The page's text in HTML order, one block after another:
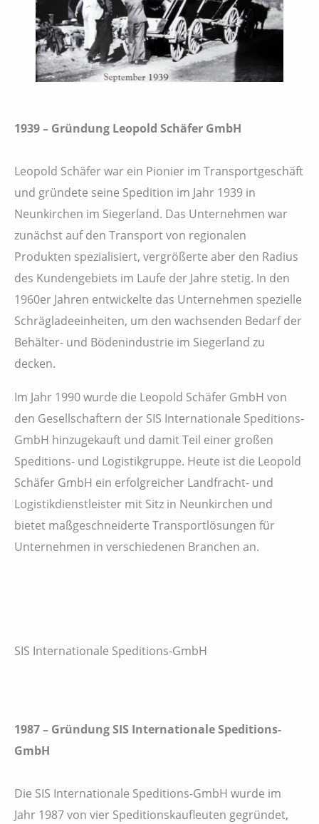
1939 – Gründung Leopold Schäfer GmbH
Leopold Schäfer war ein Pionier im Transportgeschäft
und gründete seine Spedition im Jahr 1939 in
Neunkirchen im Siegerland. Das Unternehmen war
zunächst auf den Transport von regionalen
Produkten spezialisiert, vergrößerte aber den Radius
des Kundengebiets im Laufe der Jahre stetig. In den
1960er Jahren entwickelte das Unternehmen spezielle
Schrägladeeinheiten, um den wachsenden Bedarf der
Behälter- und Bödenindustrie im Siegerland zu
decken.
Im Jahr 1990 wurde die Leopold Schäfer GmbH von
den Gesellschaftern der SIS Internationale Speditions-
GmbH hinzugekauft und damit Teil einer großen
Speditions- und Logistikgruppe. Heute ist die Leopold
Schäfer GmbH ein erfolgreicher Landfracht- und
Logistikdienstleister mit Sitz in Neunkirchen und
bietet maßgeschneiderte Transportlösungen für
Unternehmen in verschiedenen Branchen an.
SIS Internationale Speditions-GmbH
1987 – GründungSIS Internationale Speditions-
GmbH
Die SIS Internationale Speditions-GmbH wurde im
Jahr 1987 von vier Speditionskaufleuten gegründet,